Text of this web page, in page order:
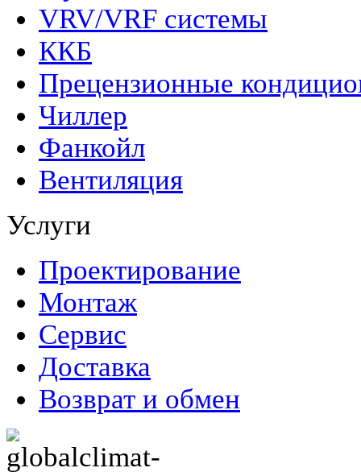
VRV/VRF системы
ККБ
Прецензионные
Чиллер
Фанкойл
Вентиляция
Услуги
Проектирование
Монтаж
Сервис
Доставка
Возврат и обмен